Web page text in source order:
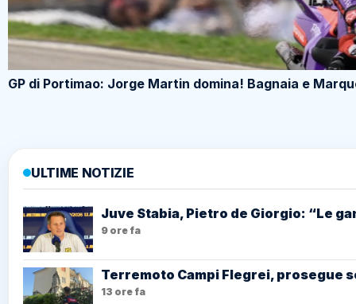
GP di Portimao: Jorge Martin domina! Bagnaia e
ULTIME NOTIZIE
Juve Stabia, Pietro de Giorgio: “Le
9 ore fa
Terremoto Campi Flegrei, prosegue
13 ore fa